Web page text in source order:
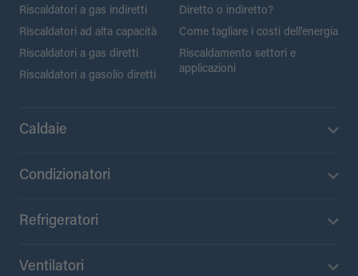
Riscaldatori a gas indiretti
Riscaldatori ad alta capacità
Riscaldatori a gas diretti
Riscaldatori a gasolio diretti
Diretto o indiretto?
Come tagliare i costi dell’energia
Riscaldamento settori e
applicazioni
Caldaie
Condizionatori
Refrigeratori
Ventilatori